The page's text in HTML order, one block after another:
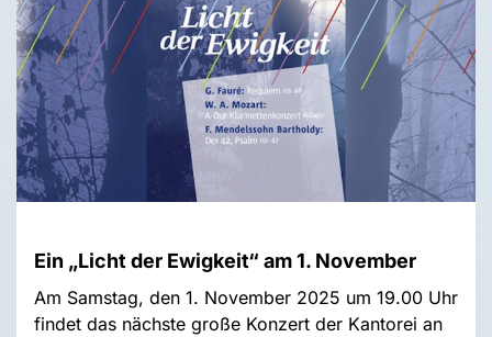
Ein „Licht der Ewigkeit“ am 1. November
Am Samstag, den 1. November 2025 um 19.00 Uhr
findet das nächste große Konzert der Kantorei an